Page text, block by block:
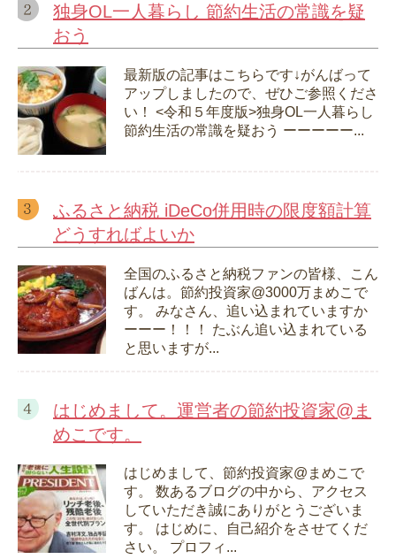
独身OL一人暮らし 節約生活の常識を疑
おう
最新版の記事はこちらです↓がんばって
アップしましたので、ぜひご参照くださ
い！ <令和５年度版>独身OL一人暮らし
節約生活の常識を疑おう ーーーーー...
ふるさと納税 iDeCo併用時の限度額計算
どうすればよいか
全国のふるさと納税ファンの皆様、こん
ばんは。節約投資家@3000万まめこで
す。 みなさん、追い込まれていますか
ーーー！！！ たぶん追い込まれている
と思いますが...
はじめまして。運営者の節約投資家@ま
めこです。
はじめまして、節約投資家@まめこで
す。 数あるブログの中から、アクセス
していただき誠にありがとうございま
す。 はじめに、自己紹介をさせてくだ
さい。 プロフィ...